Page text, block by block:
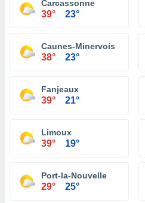
Carcassonne
39° 23°
Caunes-Minervois
38° 23°
Fanjeaux
39° 21°
Limoux
39° 19°
Port-la-Nouvelle
29° 25°